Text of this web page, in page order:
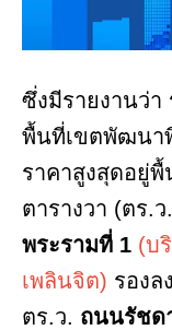
ซึ่งมีรายงานว่า
พื้นที่เขตพัฒนา
ราคาสูงสุดอยู่พื้
ตารางวา (ตร.
พระรามที่ 1 (บ
เพลินจิต) รองล
ตร.ว. ถนนรัชด